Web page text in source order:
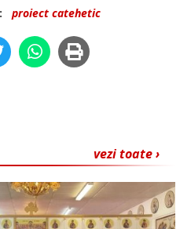
proiect catehetic
vezi toate ›